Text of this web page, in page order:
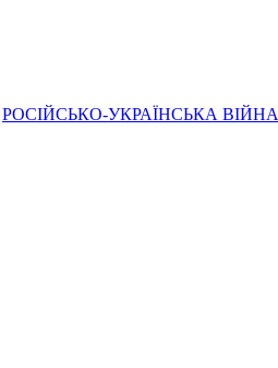
РОСІЙСЬКО-УКРАЇНСЬКА ВІЙНА